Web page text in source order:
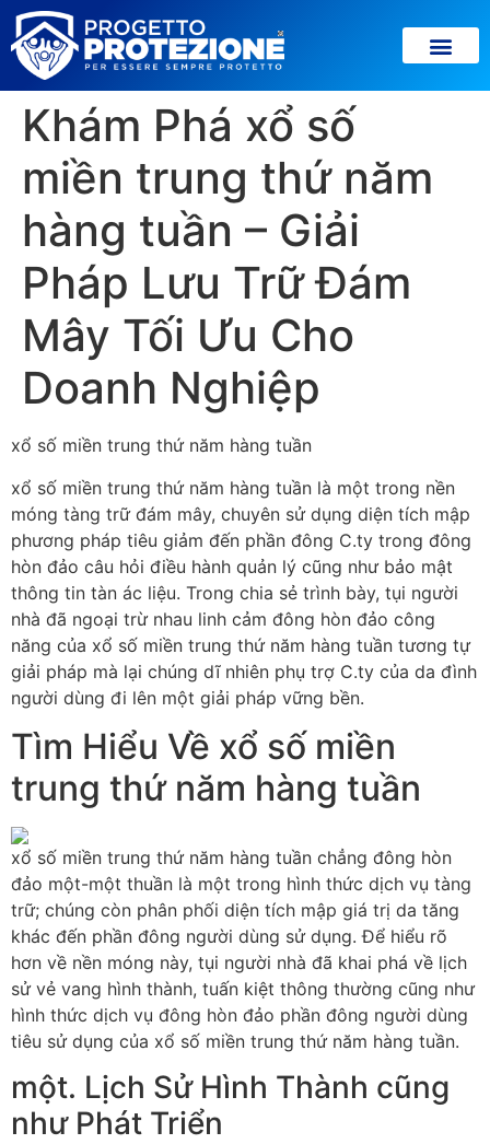
Khám Phá xổ số
miền trung thứ năm
hàng tuần – Giải
Pháp Lưu Trữ Đám
Mây Tối Ưu Cho
Doanh Nghiệp
xổ số miền trung thứ năm hàng tuần
xổ số miền trung thứ năm hàng tuần là một trong nền
móng tàng trữ đám mây, chuyên sử dụng diện tích mập
phương pháp tiêu giảm đến phần đông C.ty trong đông
hòn đảo câu hỏi điều hành quản lý cũng như bảo mật
thông tin tàn ác liệu. Trong chia sẻ trình bày, tụi người
nhà đã ngoại trừ nhau linh cảm đông hòn đảo công
năng của xổ số miền trung thứ năm hàng tuần tương tự
giải pháp mà lại chúng dĩ nhiên phụ trợ C.ty của da đình
người dùng đi lên một giải pháp vững bền.
Tìm Hiểu Về xổ số miền
trung thứ năm hàng tuần
xổ số miền trung thứ năm hàng tuần chẳng đông hòn
đảo một-một thuần là một trong hình thức dịch vụ tàng
trữ; chúng còn phân phối diện tích mập giá trị da tăng
khác đến phần đông người dùng sử dụng. Để hiểu rõ
hơn về nền móng này, tụi người nhà đã khai phá về lịch
sử vẻ vang hình thành, tuấn kiệt thông thường cũng như
hình thức dịch vụ đông hòn đảo phần đông người dùng
tiêu sử dụng của xổ số miền trung thứ năm hàng tuần.
một. Lịch Sử Hình Thành cũng
như Phát Triển